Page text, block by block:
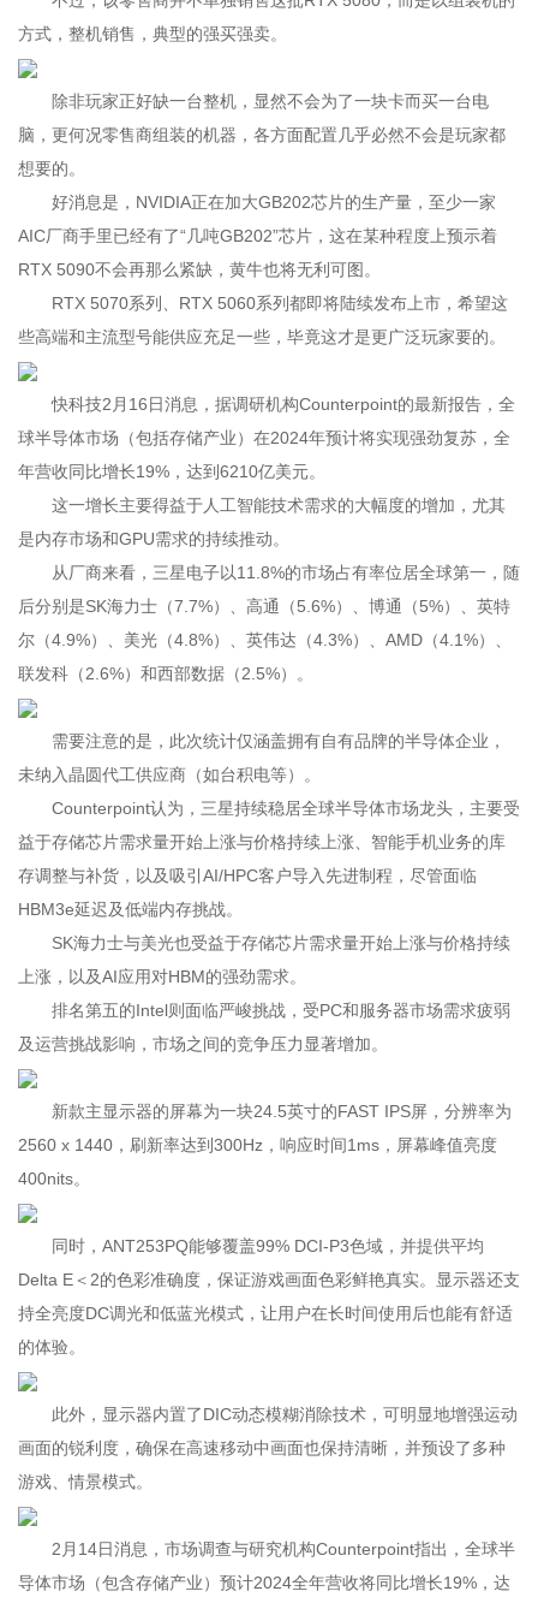
方式，整机销售，典型的强买强卖。
除非玩家正好缺一台整机，显然不会为了一块卡而买一台电
脑，更何况零售商组装的机器，各方面配置几乎必然不会是玩家都
想要的。
好消息是，NVIDIA正在加大GB202芯片的生产量，至少一家
AIC厂商手里已经有了“几吨GB202”芯片，这在某种程度上预示着
RTX 5090不会再那么紧缺，黄牛也将无利可图。
RTX 5070系列、RTX 5060系列都即将陆续发布上市，希望这
些高端和主流型号能供应充足一些，毕竟这才是更广泛玩家要的。
快科技2月16日消息，据调研机构Counterpoint的最新报告，全
球半导体市场（包括存储产业）在2024年预计将实现强劲复苏，全
年营收同比增长19%，达到6210亿美元。
这一增长主要得益于人工智能技术需求的大幅度的增加，尤其
是内存市场和GPU需求的持续推动。
从厂商来看，三星电子以11.8%的市场占有率位居全球第一，随
后分别是SK海力士（7.7%）、高通（5.6%）、博通（5%）、英特
尔（4.9%）、美光（4.8%）、英伟达（4.3%）、AMD（4.1%）、
联发科（2.6%）和西部数据（2.5%）。
需要注意的是，此次统计仅涵盖拥有自有品牌的半导体企业，
未纳入晶圆代工供应商（如台积电等）。
Counterpoint认为，三星持续稳居全球半导体市场龙头，主要受
益于存储芯片需求量开始上涨与价格持续上涨、智能手机业务的库
存调整与补货，以及吸引AI/HPC客户导入先进制程，尽管面临
HBM3e延迟及低端内存挑战。
SK海力士与美光也受益于存储芯片需求量开始上涨与价格持续
上涨，以及AI应用对HBM的强劲需求。
排名第五的Intel则面临严峻挑战，受PC和服务器市场需求疲弱
及运营挑战影响，市场之间的竞争压力显著增加。
新款主显示器的屏幕为一块24.5英寸的FAST IPS屏，分辨率为
2560 x 1440，刷新率达到300Hz，响应时间1ms，屏幕峰值亮度
400nits。
同时，ANT253PQ能够覆盖99% DCI-P3色域，并提供平均
Delta E＜2的色彩准确度，保证游戏画面色彩鲜艳真实。显示器还支
持全亮度DC调光和低蓝光模式，让用户在长时间使用后也能有舒适
的体验。
此外，显示器内置了DIC动态模糊消除技术，可明显地增强运动
画面的锐利度，确保在高速移动中画面也保持清晰，并预设了多种
游戏、情景模式。
2月14日消息，市场调查与研究机构Counterpoint指出，全球半
导体市场（包含存储产业）预计2024全年营收将同比增长19%，达